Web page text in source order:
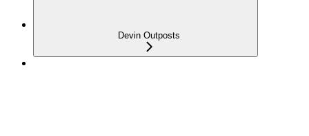
Devin Outposts